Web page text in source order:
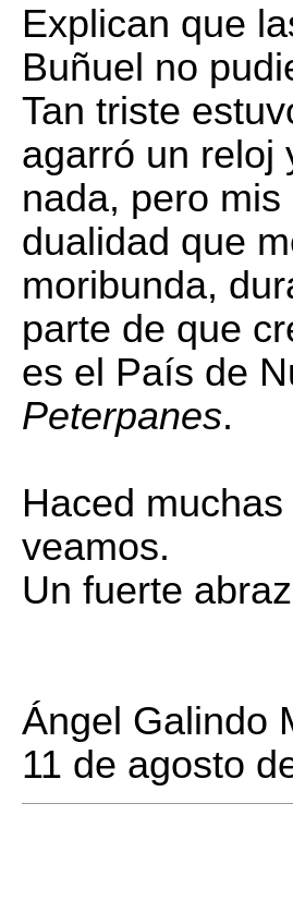
Explican que
Buñuel no
Tan triste
agarró un reloj
nada, pero
dualidad que
moribunda,
parte de que
es el País de
Peterpanes.
Haced
veamos.
Un fuerte
Ángel Galindo
11 de agosto